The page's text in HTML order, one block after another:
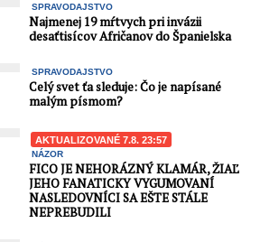
SPRAVODAJSTVO
Najmenej 19 mŕtvych pri invázii
desaťtisícov Afričanov do Španielska
SPRAVODAJSTVO
Celý svet ťa sleduje: Čo je napísané
malým písmom?
AKTUALIZOVANÉ 7.8. 23:57
NÁZOR
FICO JE NEHORÁZNÝ KLAMÁR, ŽIAĽ
JEHO FANATICKY VYGUMOVANÍ
NASLEDOVNÍCI SA EŠTE STÁLE
NEPREBUDILI